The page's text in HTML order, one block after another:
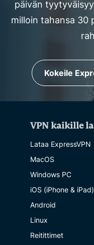
päivän
milloin tahansa 30
Kokeile
VPN kaikille
Lataa ExpressVPN
MacOS
Windows PC
iOS (iPhone & iPad)
Android
Linux
Reitittimet